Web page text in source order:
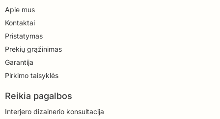
Apie mus
Kontaktai
Pristatymas
Prekių grąžinimas
Garantija
Pirkimo taisyklės
Reikia pagalbos
Interjero dizainerio konsultacija